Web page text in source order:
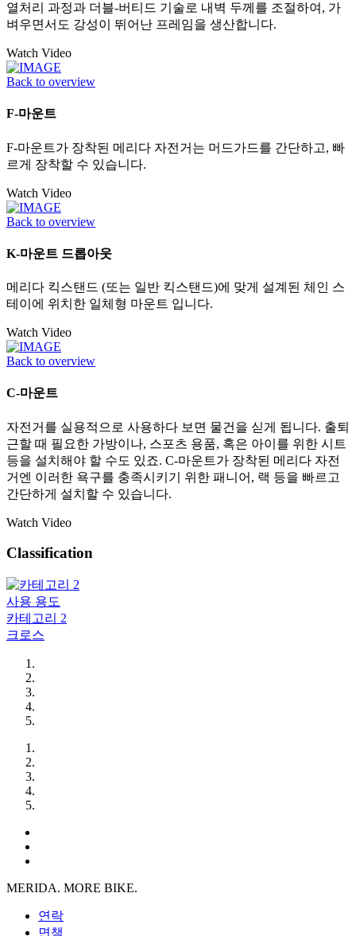
열처리 과정과 더블-버티드 기술로 내벽 두께를 조절하여, 가
벼우면서도 강성이 뛰어난 프레임을 생산합니다.
Watch Video
Back to overview
F-마운트
F-마운트가 장착된 메리다 자전거는 머드가드를 간단하고, 빠
르게 장착할 수 있습니다.
Watch Video
Back to overview
K-마운트 드롭아웃
메리다 킥스탠드 (또는 일반 킥스탠드)에 맞게 설계된 체인 스
테이에 위치한 일체형 마운트 입니다.
Watch Video
Back to overview
C-마운트
자전거를 실용적으로 사용하다 보면 물건을 싣게 됩니다. 출퇴
근할 때 필요한 가방이나, 스포츠 용품, 혹은 아이를 위한 시트
등을 설치해야 할 수도 있죠. C-마운트가 장착된 메리다 자전
거엔 이러한 욕구를 충족시키기 위한 패니어, 랙 등을 빠르고
간단하게 설치할 수 있습니다.
Watch Video
Classification
사용 용도
카테고리 2
크로스
MERIDA. MORE BIKE.
연락
면책